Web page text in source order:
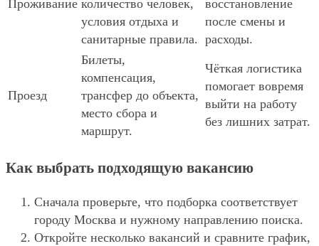
Проживание количество человек,
условия отдыха и
санитарные правила.
восстановление
после смены и
расходы.
Проезд
Билеты,
компенсация,
трансфер до объекта,
место сбора и
маршрут.
Чёткая логистика
помогает вовремя
выйти на работу
без лишних затрат.
Как выбрать подходящую вакансию
Сначала проверьте, что подборка соответствует
городу Москва и нужному направлению поиска.
Откройте несколько вакансий и сравните график,